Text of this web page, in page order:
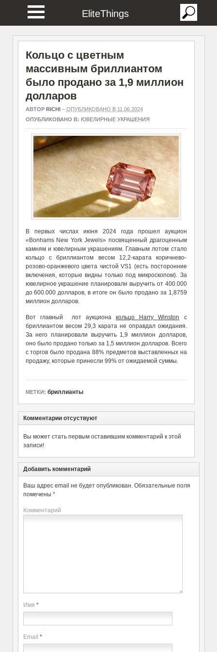
EliteThings
Кольцо с цветным
массивным бриллиантом
было продано за 1,9 миллион
долларов
АВТОР RICHI– ОПУБЛИКОВАНО В 11.06.2024
ОПУБЛИКОВАНО В: ЮВЕЛИРНЫЕ УКРАШЕНИЯ
В первых числах июня 2024 года прошел аукцион
«Bonhams New York Jewels» посвященный драгоценным
камням и ювелирным украшениям. Главным лотом стало
кольцо с бриллиантом весом 12,2-карата коричнево-
розово-оранжевого цвета чистой VS1 (есть посторонние
включения, которые видны только под микроскопом). За
ювелирное украшение планировали выручить от 400.000
до 600.000 долларов, в итоге он было продано за 1,8759
миллион долларов.
Вот главный лот аукционакольцо Harry Winston с
бриллиантом весом 29,3 карата не оправдал ожидания.
За него планировали выручить 1,9 миллион долларов,
оно было продано только за 1,5 миллион долларов. Всего
с торгов было продана 88% предметов выставленных на
продажу, которые принесли 99% от ожидаемой суммы.
МЕТКИ: бриллианты
Комментарии отсуствуют
Вы может стать первым оставившим комментарий к этой
записи!
Добавить комментарий
Ваш адрес email не будет опубликован. Обязательные поля
помечены *
Комментарий
Имя *
Email *